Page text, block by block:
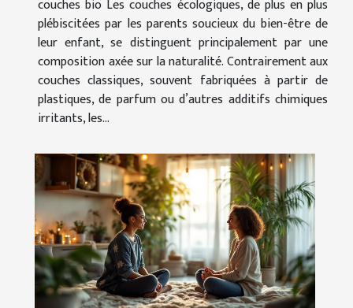
couches bio Les couches écologiques, de plus en plus
plébiscitées par les parents soucieux du bien-être de
leur enfant, se distinguent principalement par une
composition axée sur la naturalité. Contrairement aux
couches classiques, souvent fabriquées à partir de
plastiques, de parfum ou d’autres additifs chimiques
irritants, les...